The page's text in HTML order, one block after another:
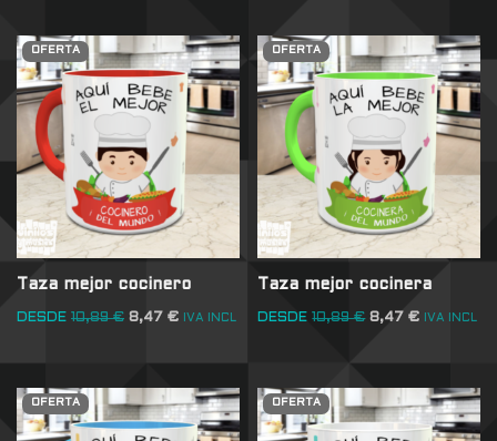
OFERTA
Taza mejor cocinero
DESDE 10,89€ 8,47 € IVA INCL
OFERTA
Taza mejor cocinera
DESDE 10,89€ 8,47€ IVA INCL
OFERTA OFERTA